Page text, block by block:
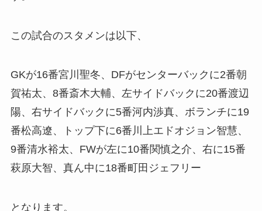
この試合のスタメンは以下、
GKが16番宮川聖冬、DFがセンターバックに2番朝
賀祐太、8番斎木大輔、左サイドバックに20番渡辺
陽、右サイドバックに5番河内渉真、ボランチに19
番松高遼、トップ下に6番川上エドオジョン智慧、
9番清水裕太、FWが左に10番関慎之介、右に15番
萩原大智、真ん中に18番町田ジェフリー
となります。